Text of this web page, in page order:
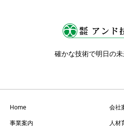
確かな技術で明日の
Home
会社
事業案内
人材